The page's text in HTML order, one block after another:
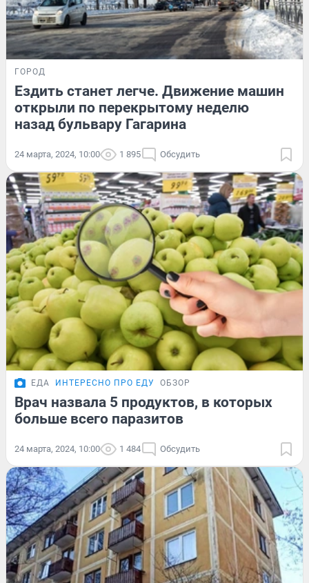
ГОРОД
Ездить станет легче. Движение машин
открыли по перекрытому неделю
назад бульвару Гагарина
24 марта, 2024, 10:00 1 895 Обсудить
ЕДА ИНТЕРЕСНО ПРО ЕДУ ОБЗОР
Врач назвала 5 продуктов, в которых
больше всего паразитов
24 марта, 2024, 10:00 1 484 Обсудить